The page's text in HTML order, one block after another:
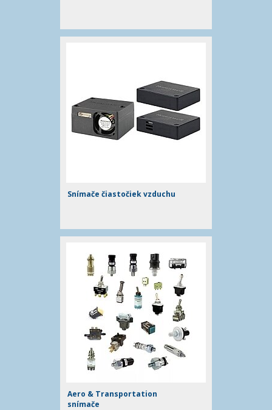
Snímače čiastočiek vzduchu
Aero & Transportation
snímače